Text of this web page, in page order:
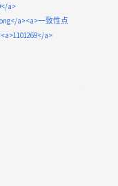
a>
a><a>一致性点
a>